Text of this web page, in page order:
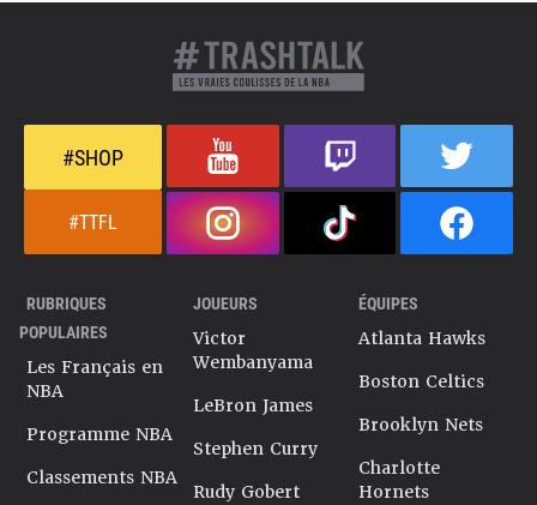
#SHOP
#TTFL
RUBRIQUES
POPULAIRES
Les Français en
NBA
Programme NBA
Classements NBA
JOUEURS
Victor
Wembanyama
LeBron James
Stephen Curry
Rudy Gobert
ÉQUIPES
Atlanta Hawks
Boston Celtics
Brooklyn Nets
Charlotte
Hornets